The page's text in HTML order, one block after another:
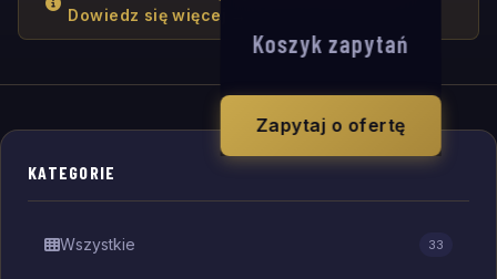
Koszyk zapytań
Zapytaj o ofertę
Dowiedz się więcej →
KATEGORIE
Wszystkie 33